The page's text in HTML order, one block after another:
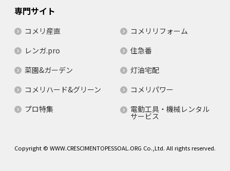
専門サイト
コメリ産直
コメリリフォーム
レンガ.pro
住急番
菜園&ガーデン
灯油宅配
コメリハード&グリーン
コメリパワー
プロ特集
電動工具・機械レンタル
サービス
Copyright © WWW.CRESCIMENTOPESSOAL.ORG Co.,Ltd. All rights reserved.